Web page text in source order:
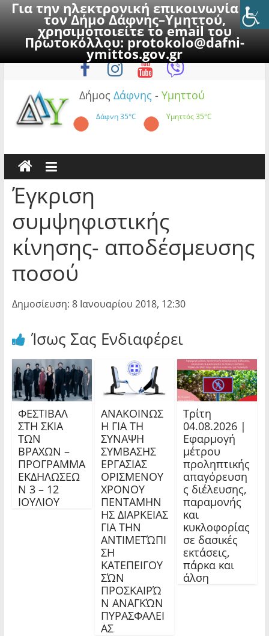
Για την ηλεκτρονική επικοινωνία με
τον Δήμο Δάφνης–Υμηττού,
χρησιμοποιείτε το email του
Πρωτοκόλλου:protokolo@dafni-
ymittos.gov.gr
to
Σάββατο, 8 Αυγούστου 2026
Δήμος Δάφνης - Υμηττού
Δάφνη35°C Υμηττός35°C
Έγκριση
συμψηφιστικής
κίνησης- αποδέσμευσης
ποσού
Δημοσίευση: 8 Ιανουαρίου 2018, 12:30
Ίσως Σας Ενδιαφέρει
ΦΕΣΤΙΒΑΛ
ΣΤΗ ΣΚΙΑ
ΤΩΝ
ΒΡΑΧΩΝ –
ΠΡΟΓΡΑΜΜΑ
ΕΚΔΗΛΩΣΕΩ
Ν 3 – 12
ΙΟΥΛΙΟΥ
ΑΝΑΚΟΙΝΩΣ
Η ΓΙΑ ΤΗ
ΣΥΝΑΨΗ
ΣΥΜΒΑΣΗΣ
ΕΡΓΑΣΙΑΣ
ΟΡΙΣΜΕΝΟΥ
ΧΡΟΝΟΥ
ΠΕΝΤΑΜΗΝ
ΗΣ ΔΙΑΡΚΕΙΑΣ
ΓΙΑ ΤΗΝ
ΑΝΤΙΜΕΤΏΠΙ
ΣΗ
ΚΑΤΕΠΕΙΓΟΥ
ΣΏΝ
ΠΡΟΣΚΑΙΡΏ
Ν ΑΝΑΓΚΏΝ
ΠΥΡΑΣΦΑΛΕΙ
ΑΣ
Τρίτη
04.08.2026 |
Εφαρμογή
μέτρου
προληπτικής
απαγόρευση
ς διέλευσης,
παραμονής
και
κυκλοφορίας
σε δασικές
εκτάσεις,
πάρκα και
άλση